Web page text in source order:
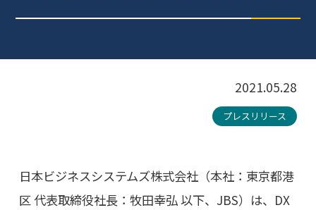
2021.05.28
プレスリリース
日本ビジネスシステムズ株式会社（本社：東京都港
区 代表取締役社長：牧田幸弘 以下、JBS）は、DX